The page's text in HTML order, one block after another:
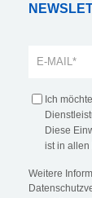
Ich
Diese
ist in allen
Weitere